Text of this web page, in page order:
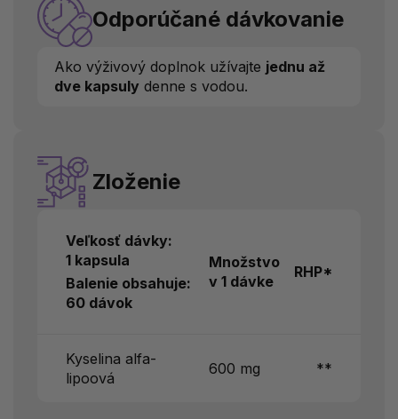
Odporúčané dávkovanie
Ako výživový doplnok užívajte jednu až
dve kapsuly denne s vodou.
Zloženie
Veľkosť dávky:
1 kapsula
Balenie obsahuje:
60 dávok
Množstvo
v 1 dávke
RHP*
Kyselina alfa-
lipoová
600 mg **